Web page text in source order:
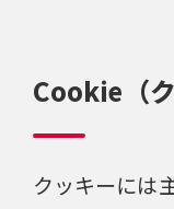
Cookie（
クッキーには